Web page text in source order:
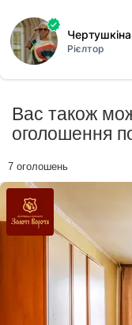
Чертушкіна
Рієлтор
Вас також
оголошення
7 оголошень